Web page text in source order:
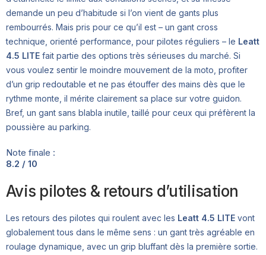
demande un peu d’habitude si l’on vient de gants plus
rembourrés. Mais pris pour ce qu’il est – un gant cross
technique, orienté performance, pour pilotes réguliers – le Leatt
4.5 LITE fait partie des options très sérieuses du marché. Si
vous voulez sentir le moindre mouvement de la moto, profiter
d’un grip redoutable et ne pas étouffer des mains dès que le
rythme monte, il mérite clairement sa place sur votre guidon.
Bref, un gant sans blabla inutile, taillé pour ceux qui préfèrent la
poussière au parking.
Note finale :
8.2 / 10
Avis pilotes & retours d’utilisation
Les retours des pilotes qui roulent avec les Leatt 4.5 LITE vont
globalement tous dans le même sens : un gant très agréable en
roulage dynamique, avec un grip bluffant dès la première sortie.